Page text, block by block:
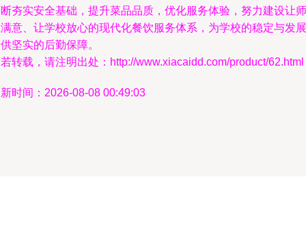
夯实安全基础，提升菜品品质，优化服务体验，努力建设让师
意、让学校放心的现代化餐饮服务体系，为学校的稳定与发展
坚实的后勤保障。
转载，请注明出处：http://www.xiacaidd.com/product/62.html
时间：2026-08-08 00:49:03